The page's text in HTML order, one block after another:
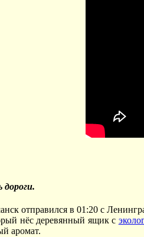
дороги.
отправился в 01:20 с
нёс деревянный ящик с
аромат.